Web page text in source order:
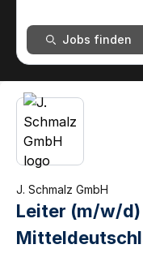
Jobs finden
J. Schmalz GmbH
Leiter (m/w/